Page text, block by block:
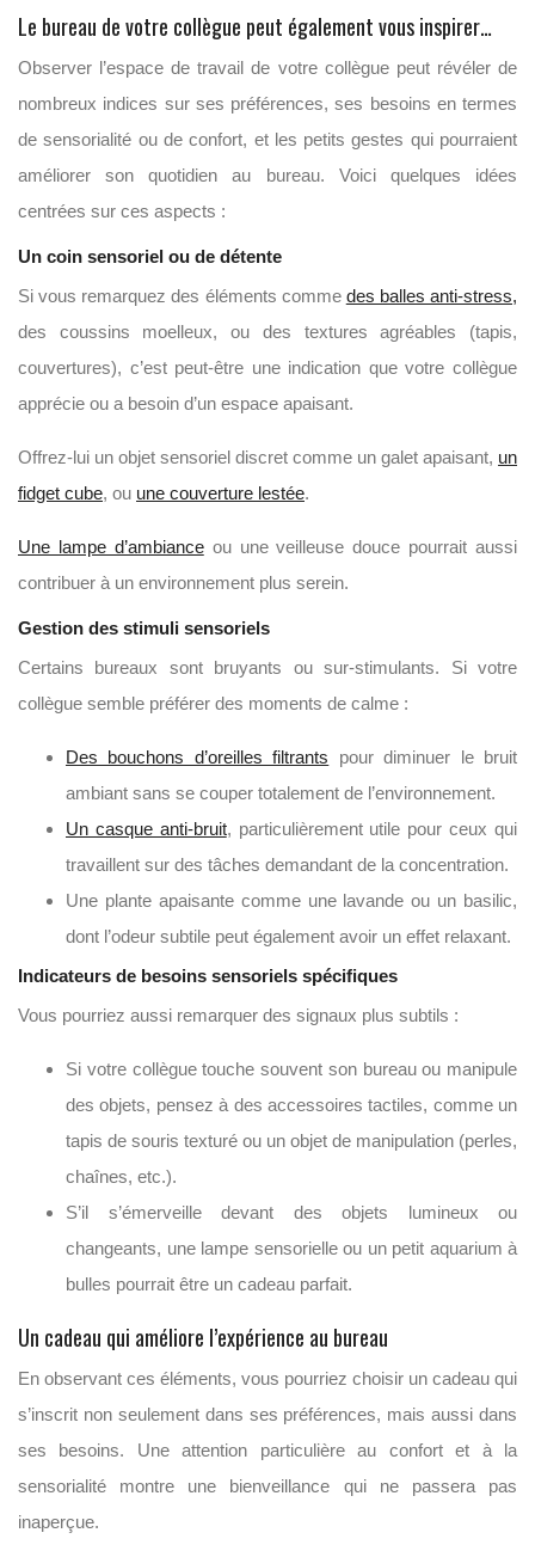
Le bureau de votre collègue peut également vous inspirer…
Observer l’espace de travail de votre collègue peut révéler de
nombreux indices sur ses préférences, ses besoins en termes
de sensorialité ou de confort, et les petits gestes qui pourraient
améliorer son quotidien au bureau. Voici quelques idées
centrées sur ces aspects :
Un coin sensoriel ou de détente
Si vous remarquez des éléments comme des balles anti-stress,
des coussins moelleux, ou des textures agréables (tapis,
couvertures), c’est peut-être une indication que votre collègue
apprécie ou a besoin d’un espace apaisant.
Offrez-lui un objet sensoriel discret comme un galet apaisant, un
fidget cube, ou une couverture lestée.
Une lampe d’ambianceou une veilleuse douce pourrait aussi
contribuer à un environnement plus serein.
Gestion des stimuli sensoriels
Certains bureaux sont bruyants ou sur-stimulants. Si votre
collègue semble préférer des moments de calme :
Des bouchons d’oreilles filtrants pour diminuer le bruit
ambiant sans se couper totalement de l’environnement.
Un casque anti-bruit, particulièrement utile pour ceux qui
travaillent sur des tâches demandant de la concentration.
Une plante apaisante comme une lavande ou un basilic,
dont l’odeur subtile peut également avoir un effet relaxant.
Indicateurs de besoins sensoriels spécifiques
Vous pourriez aussi remarquer des signaux plus subtils :
Si votre collègue touche souvent son bureau ou manipule
des objets, pensez à des accessoires tactiles, comme un
tapis de souris texturé ou un objet de manipulation (perles,
chaînes, etc.).
S’il s’émerveille devant des objets lumineux ou
changeants, une lampe sensorielle ou un petit aquarium à
bulles pourrait être un cadeau parfait.
Un cadeau qui améliore l’expérience au bureau
En observant ces éléments, vous pourriez choisir un cadeau qui
s’inscrit non seulement dans ses préférences, mais aussi dans
ses besoins. Une attention particulière au confort et à la
sensorialité montre une bienveillance qui ne passera pas
inaperçue.